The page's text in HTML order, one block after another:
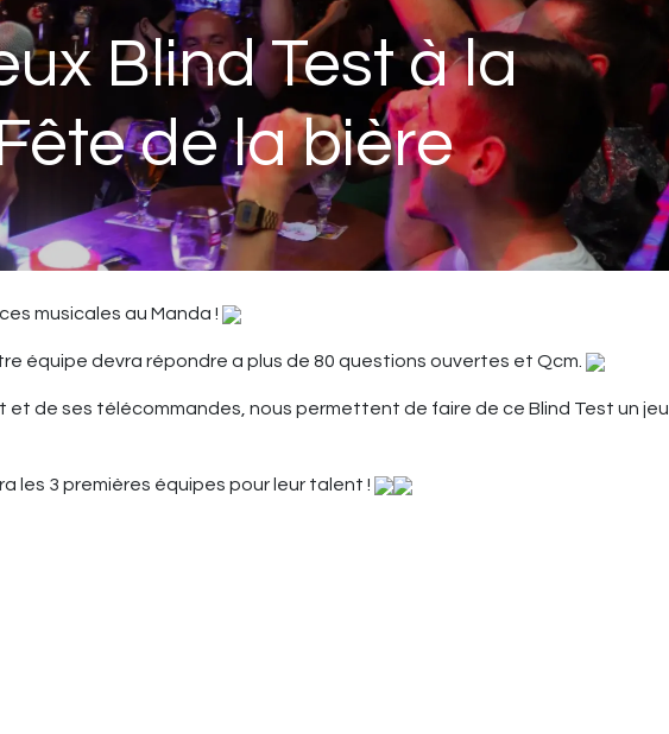
Blind Test à la
de la bière
musicales au Manda !
équipe devra répondre a plus de 80 questions ouvertes et Qcm.
et de ses télécommandes, nous permettent de faire de ce Blind Test un jeu
les 3 premières équipes pour leur talent !